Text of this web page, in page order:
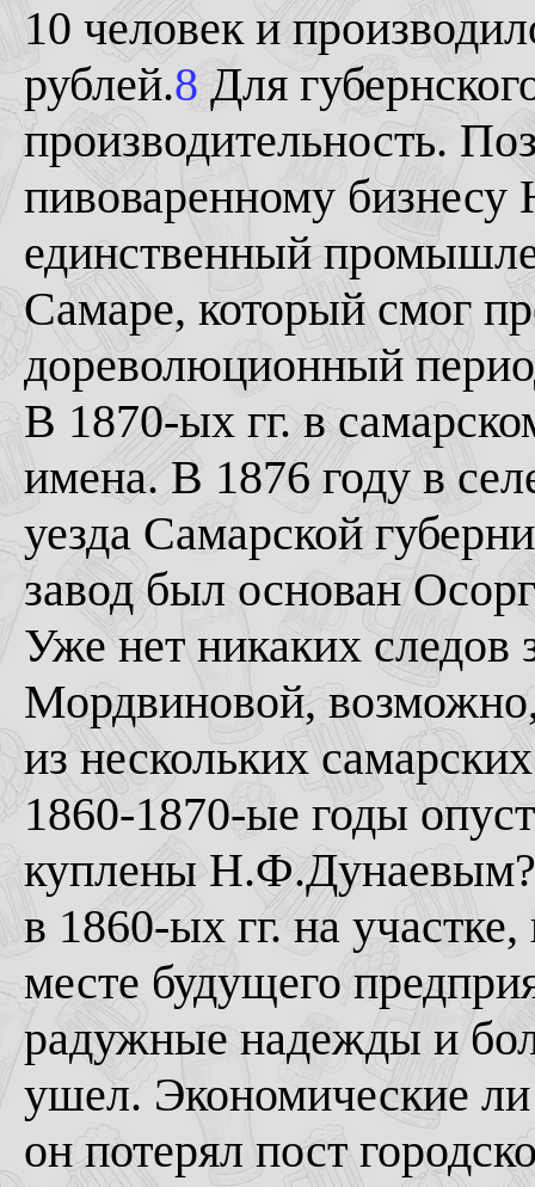
10 человек и
рублей.8 Для
производительность.
пивоваренному бизнесу
единственный
Самаре, который смог
дореволюционный
В 1870-ых гг. в
имена. В 1876 году в
уезда Самарской
завод был основан
Уже нет никаких следов
Мордвиновой,
из нескольких
1860-1870-ые годы
куплены
в 1860-ых гг. на
месте будущего
радужные надежды и
ушел. Экономические
он потерял пост